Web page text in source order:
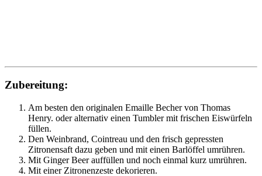
Zubereitung:
Am besten den originalen Emaille Becher von Thomas
Henry. oder alternativ einen Tumbler mit frischen Eiswürfeln
füllen.
Den Weinbrand, Cointreau und den frisch gepressten
Zitronensaft dazu geben und mit einen Barlöffel umrühren.
Mit Ginger Beer auffüllen und noch einmal kurz umrühren.
Mit einer Zitronenzeste dekorieren.